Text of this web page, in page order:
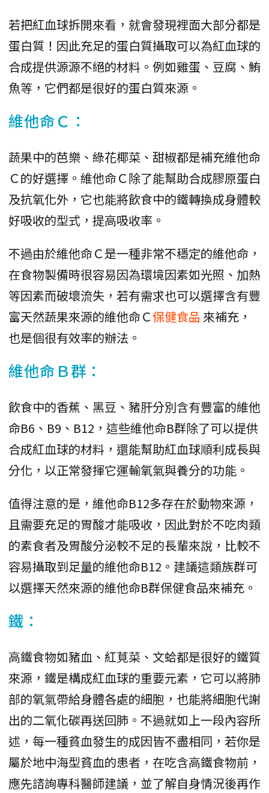
若把紅血球拆開來看，就會發現裡面大部分都是
蛋白質！因此充足的蛋白質攝取可以為紅血球的
合成提供源源不絕的材料。例如雞蛋、豆腐、鮪
魚等，它們都是很好的蛋白質來源。
維他命Ｃ：
蔬果中的芭樂、綠花椰菜、甜椒都是補充維他命
Ｃ的好選擇。維他命Ｃ除了能幫助合成膠原蛋白
及抗氧化外，它也能將飲食中的鐵轉換成身體較
好吸收的型式，提高吸收率。
不過由於維他命Ｃ是一種非常不穩定的維他命，
在食物製備時很容易因為環境因素如光照、加熱
等因素而破壞流失，若有需求也可以選擇含有豐
富天然蔬果來源的維他命Ｃ保健食品 來補充，
也是個很有效率的辦法。
維他命Ｂ群：
飲食中的香蕉、黑豆、豬肝分別含有豐富的維他
命B6、B9、B12，這些維他命B群除了可以提供
合成紅血球的材料，還能幫助紅血球順利成長與
分化，以正常發揮它運輸氧氣與養分的功能。
值得注意的是，維他命B12多存在於動物來源，
且需要充足的胃酸才能吸收，因此對於不吃肉類
的素食者及胃酸分泌較不足的長輩來說，比較不
容易攝取到足量的維他命B12。建議這類族群可
以選擇天然來源的維他命B群保健食品來補充。
鐵：
高鐵食物如豬血、紅莧菜、文蛤都是很好的鐵質
來源，鐵是構成紅血球的重要元素，它可以將肺
部的氧氣帶給身體各處的細胞，也能將細胞代謝
出的二氧化碳再送回肺。不過就如上一段內容所
述，每一種貧血發生的成因皆不盡相同，若你是
屬於地中海型貧血的患者，在吃含高鐵食物前，
應先諮詢專科醫師建議，並了解自身情況後再作